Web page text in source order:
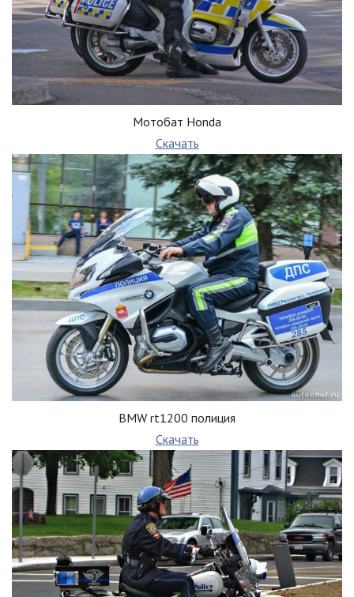
Мотобат Honda
Скачать
BMW rt1200 полиция
Скачать